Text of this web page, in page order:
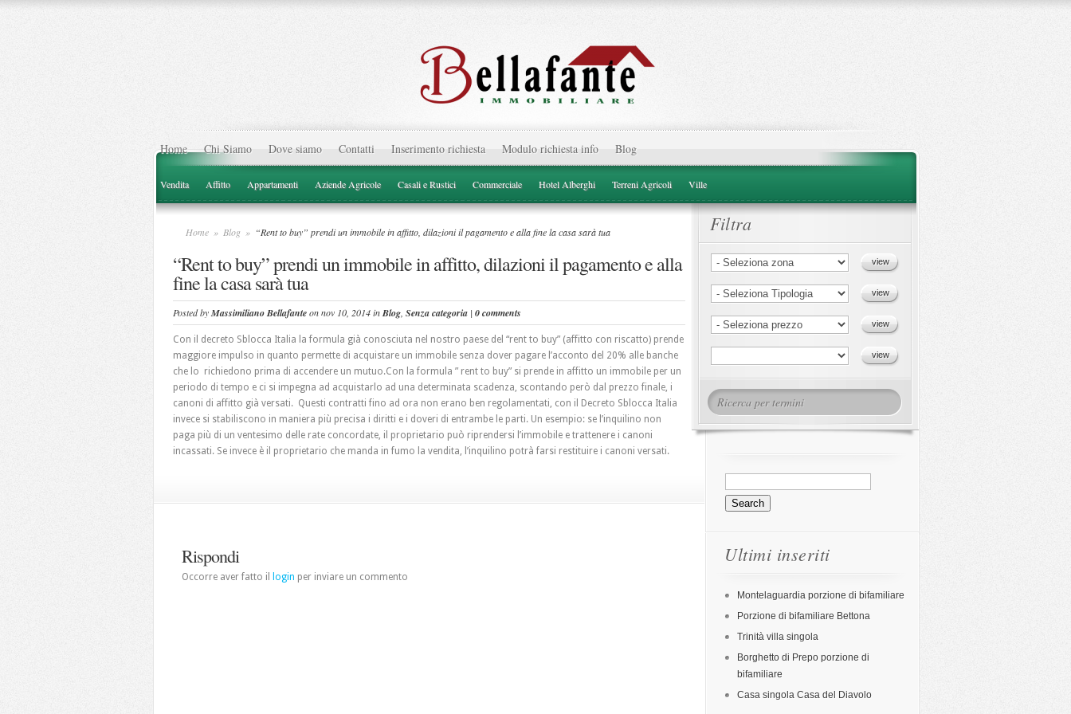
Home Chi Siamo Dove siamo Contatti Inserimento richiesta Modulo richiesta info Blog
Vendita Affitto Appartamenti Aziende Agricole Casali e Rustici Commerciale Hotel Alberghi Terreni Agricoli Ville
Home » Blog » “Rent to buy” prendi un immobile in affitto, dilazioni il pagamento e alla fine la casa sarà tua
“Rent to buy” prendi un immobile in affitto, dilazioni il pagamento e alla
fine la casa sarà tua
Posted byMassimiliano Bellafanteon nov 10, 2014 inBlog Senza categoria | 0 comments
Con il decreto Sblocca Italia la formula già conosciuta nel nostro paese del “rent to buy” (affitto con riscatto) prende
maggiore impulso in quanto permette di acquistare un immobile senza dover pagare l’acconto del 20% alle banche
che lo richiedono prima di accendere un mutuo.Con la formula ” rent to buy” si prende in affitto un immobile per un
periodo di tempo e ci si impegna ad acquistarlo ad una determinata scadenza, scontando però dal prezzo finale, i
canoni di affitto già versati. Questi contratti fino ad ora non erano ben regolamentati, con il Decreto Sblocca Italia
invece si stabiliscono in maniera più precisa i diritti e i doveri di entrambe le parti. Un esempio: se l’inquilino non
paga più di un ventesimo delle rate concordate, il proprietario può riprendersi l’immobile e trattenere i canoni
incassati. Se invece è il proprietario che manda in fumo la vendita, l’inquilino potrà farsi restituire i canoni versati.
Rispondi
Occorre aver fatto il login per inviare un commento
Filtra
Ultimi inseriti
Montelaguardia porzione di bifamiliare
Porzione di bifamiliare Bettona
Trinità villa singola
Borghetto di Prepo porzione di
bifamiliare
Casa singola Casa del Diavolo